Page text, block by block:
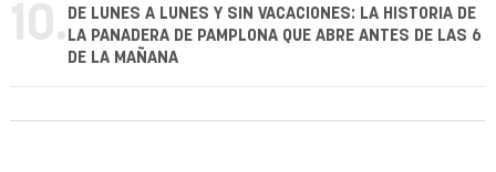
10. DE LUNES A LUNES Y SIN VACACIONES: LA HISTORIA DE
LA PANADERA DE PAMPLONA QUE ABRE ANTES DE LAS 6
DE LA MAÑANA